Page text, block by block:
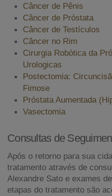
Câncer de Pênis
Câncer de Próstata
Câncer de Testículos
Câncer no Rim
Cirurgia Robótica da
Urologicas
Postectomia:
Fimose
Próstata Aumentada
Vasectomia
Consultas de
Após o retorno para sua
tratamento através de
Alexandre Sato e exames
etapas do tratamento são